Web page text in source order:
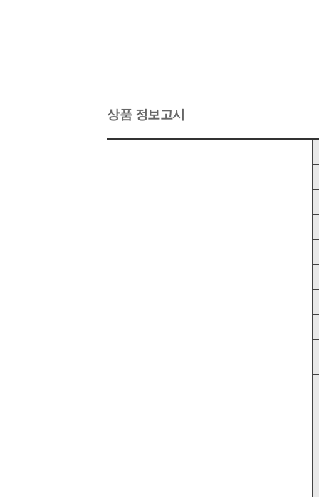
상품 정보고시